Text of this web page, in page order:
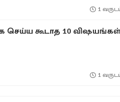
1
செய்ய கூடாத 10
1